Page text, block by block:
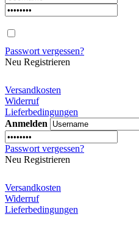
Passwort vergessen?
Neu Registrieren
Versandkosten
Widerruf
Lieferbedingungen
Anmelden
Passwort vergessen?
Neu Registrieren
Versandkosten
Widerruf
Lieferbedingungen